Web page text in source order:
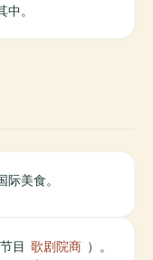
。
际美食。
目 歌剧院商 ）。